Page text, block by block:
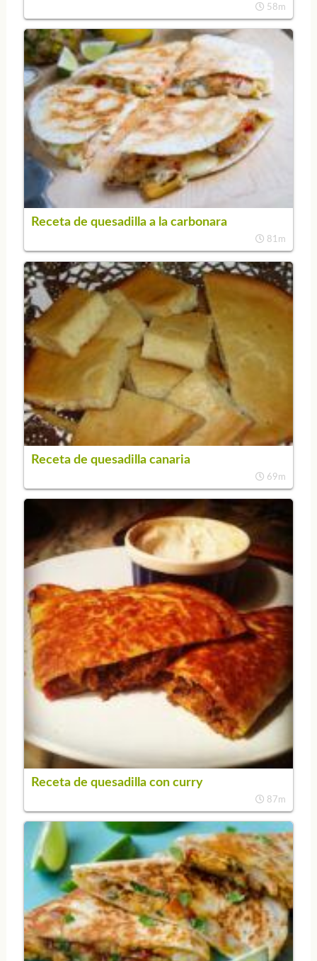
58m
Receta de quesadilla a la carbonara
81m
Receta de quesadilla canaria
69m
Receta de quesadilla con curry
87m